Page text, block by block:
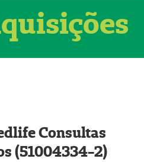
Consultas
(51004334-2)